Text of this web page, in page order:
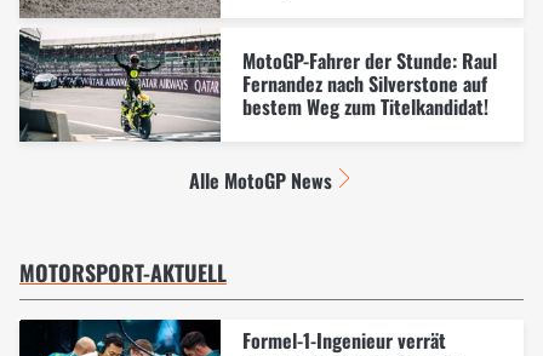
MotoGP-Fahrer der Stunde: Raul
Fernandez nach Silverstone auf
bestem Weg zum Titelkandidat!
Alle MotoGP News
MOTORSPORT-AKTUELL
Formel-1-Ingenieur verrät